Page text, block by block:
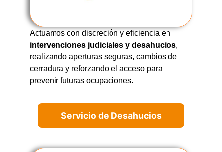
Actuamos con discreción y eficiencia en
intervenciones judiciales y desahucios,
realizando aperturas seguras, cambios de
cerradura y reforzando el acceso para
prevenir futuras ocupaciones.
Servicio de Desahucios